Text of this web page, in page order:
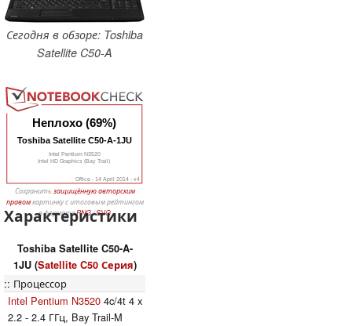
Сегодня в обзоре: Toshiba
Satellite C50-A
Неплохо (69%)
Toshiba Satellite C50-A-1JU
Intel Pentium N3520
Intel HD Graphics (Bay Trail)
Office - 14 April 2014 - v4
Сохранить защищённую авторским
правомкартинку с итоговым рейтингом
в форматеPNG/SVG
Характеристики
Toshiba Satellite C50-A-
1JU (Satellite C50 Серия)
Процессор
Intel Pentium N3520 4c/4t 4 x
2.2 - 2.4 ГГц, Bay Trail-M